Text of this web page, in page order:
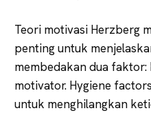
Teori motivasi Herzberg
penting untuk
membedakan dua
motivator. Hygiene
untuk menghilangkan